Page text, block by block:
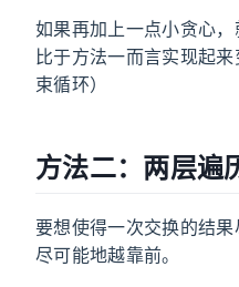
如果再加上一点小贪心
比于方法一而言实现起
束循环）
方法二：两层遍
要想使得一次交换的结
尽可能地越靠前。